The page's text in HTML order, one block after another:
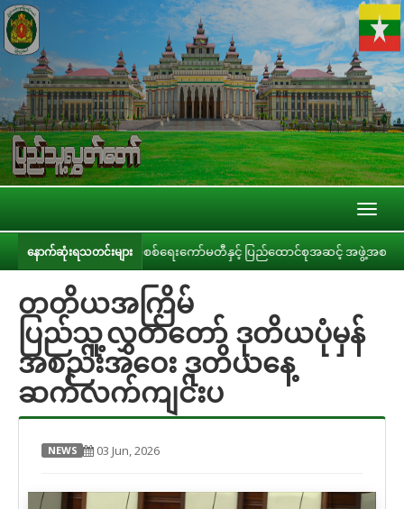
နောက်ဆုံးရသတင်းများ
ဝန်ခံချက်များစိစစ်ရေးကော်မတီနှင့် ပြည်ထောင်စုအဆင့် အဖွဲ့အစည်းများ၊
တတိယအကြိမ်
ပြည်သူ့လွှတ်တော် ဒုတိယပုံမှန်
အစည်းအဝေး ဒုတိယနေ့
ဆက်လက်ကျင်းပ
NEWS 03 Jun, 2026